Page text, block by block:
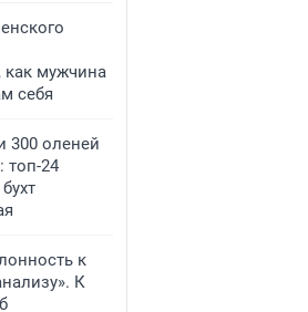
как мужчина
себя
300 оленей
топ-24
к
К